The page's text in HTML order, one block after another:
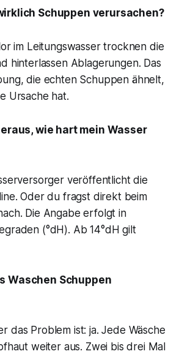
Schuppen verursachen?
im Leitungswasser trocknen die
hinterlassen Ablagerungen. Das
die echten Schuppen ähnelt,
Ursache hat.
wie hart mein Wasser
veröffentlicht die
Oder du fragst direkt beim
Die Angabe erfolgt in
(°dH). Ab 14°dH gilt
Waschen Schuppen
das Problem ist: ja. Jede Wäsche
weiter aus. Zwei bis drei Mal